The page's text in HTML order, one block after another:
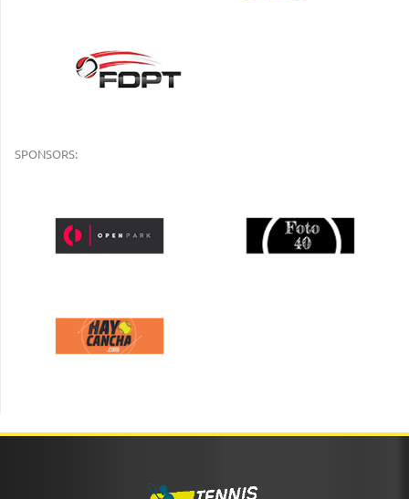
SPONSORS: